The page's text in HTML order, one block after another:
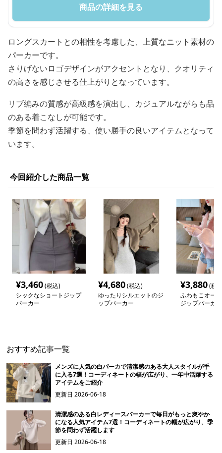
商品の詳細を見る
ロングスカートとの相性を考慮した、上質なニット素材の
パーカーです。
さりげないロゴデザインがアクセントとなり、クオリティ
の高さを感じさせる仕上がりとなっています。
リブ編みの質感が高級感を演出し、カジュアルながらも品
のある着こなしが可能です。
季節を問わず活躍する、使い勝手の良いアイテムとなって
います。
今回紹介した商品一覧
¥3,460(税込)
シックなショートジップ
パーカー
¥4,680(税込)
ゆったりシルエットのジ
ップパーカー
¥3,880(税
ふわもこオー
ジップパーカー
おすすめ記事一覧
メンズに人気の白パーカで清潔感のある大人スタイルが手
に入る7選！コーディネートの幅が広がり、一年中活躍する
アイテムをご紹介
更新日2026-06-18
清潔感のある白レディースパーカーで毎日がもっと爽やか
になる人気アイテム7選！コーディネートの幅が広がり、季
節を問わず活躍します
更新日2026-06-18